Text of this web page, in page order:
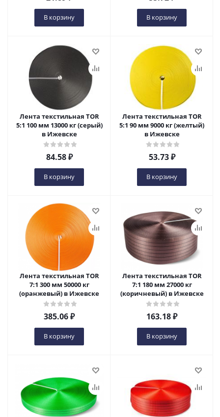
В корзину В корзину
Лента текстильная TOR
5:1 100 мм 13000 кг (серый)
в Ижевске
84.58₽
В корзину
Лента текстильная TOR
5:1 90 мм 9000 кг (желтый)
в Ижевске
53.73₽
В корзину
Лента текстильная TOR
7:1 300 мм 50000 кг
(оранжевый) в Ижевске
385.06₽
В корзину
Лента текстильная TOR
7:1 180 мм 27000 кг
(коричневый) в Ижевске
163.18₽
В корзину